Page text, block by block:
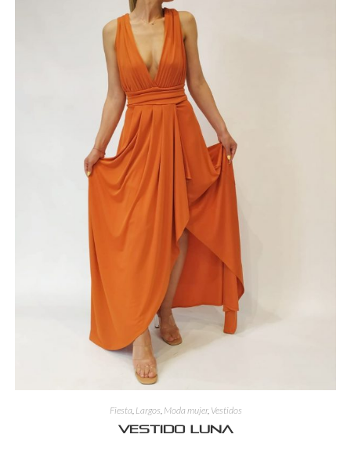
Fiesta Largos Moda mujer, Vestidos
Vestido Luna